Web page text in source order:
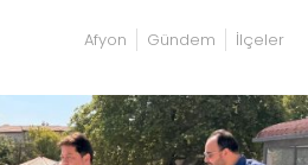
Afyon Gündem İlçeler